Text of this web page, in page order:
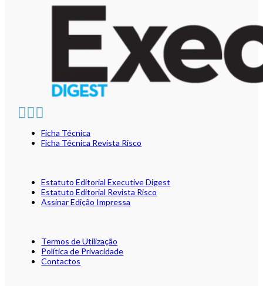
Ficha Técnica
Ficha Técnica Revista Risco
Estatuto Editorial Executive Digest
Estatuto Editorial Revista Risco
Assinar Edição Impressa
Termos de Utilização
Política de Privacidade
Contactos